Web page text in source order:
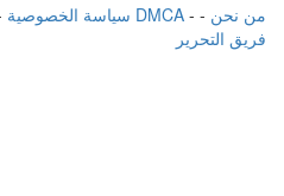
سياسة الخصوصية حقوق الملكية الفكرية DMCA - من نحن -
فريق التحرير